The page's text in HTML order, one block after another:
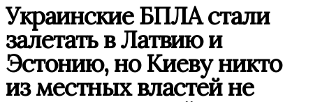
Украинские БПЛА стали
залетать в Латвию и
Эстонию, но Киеву никто
из местных властей не